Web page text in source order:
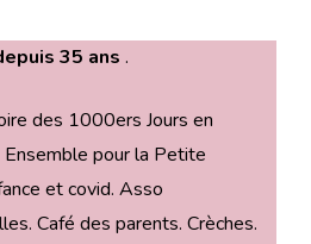
35 ans.
des 1000ers Jours en
Ensemble pour la Petite
et covid. Asso
Café des parents. Crèches.